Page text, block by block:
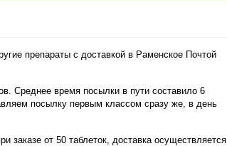
препараты с доставкой в Раменское Почтой
Среднее время посылки в пути составило 6
посылку первым классом сразу же, в день
заказе от 50 таблеток, доставка осуществляется